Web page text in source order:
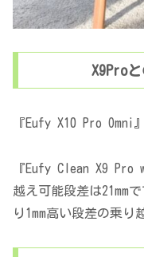
X9Pro
『Eufy X10 Pro Omni
『Eufy Clean X9 Pro
越え可能段差は21mm
り1mm高い段差の乗り